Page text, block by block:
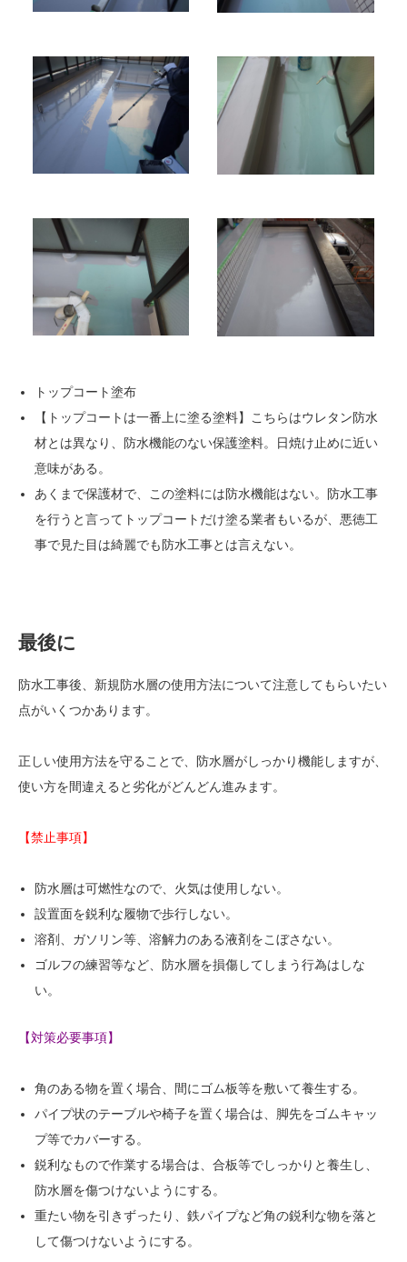
トップコート塗布
【トップコートは一番上に塗る塗料】こちらはウレタン防水
材とは異なり、防水機能のない保護塗料。日焼け止めに近い
意味がある。
あくまで保護材で、この塗料には防水機能はない。防水工事
を行うと言ってトップコートだけ塗る業者もいるが、悪徳工
事で見た目は綺麗でも防水工事とは言えない。
最後に
防水工事後、新規防水層の使用方法について注意してもらいたい
点がいくつかあります。
正しい使用方法を守ることで、防水層がしっかり機能しますが、
使い方を間違えると劣化がどんどん進みます。
【禁止事項】
防水層は可燃性なので、火気は使用しない。
設置面を鋭利な履物で歩行しない。
溶剤、ガソリン等、溶解力のある液剤をこぼさない。
ゴルフの練習等など、防水層を損傷してしまう行為はしな
い。
【対策必要事項】
角のある物を置く場合、間にゴム板等を敷いて養生する。
パイプ状のテーブルや椅子を置く場合は、脚先をゴムキャッ
プ等でカバーする。
鋭利なもので作業する場合は、合板等でしっかりと養生し、
防水層を傷つけないようにする。
重たい物を引きずったり、鉄パイプなど角の鋭利な物を落と
して傷つけないようにする。